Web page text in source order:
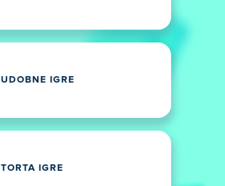
UDOBNE IGRE
TORTA IGRE